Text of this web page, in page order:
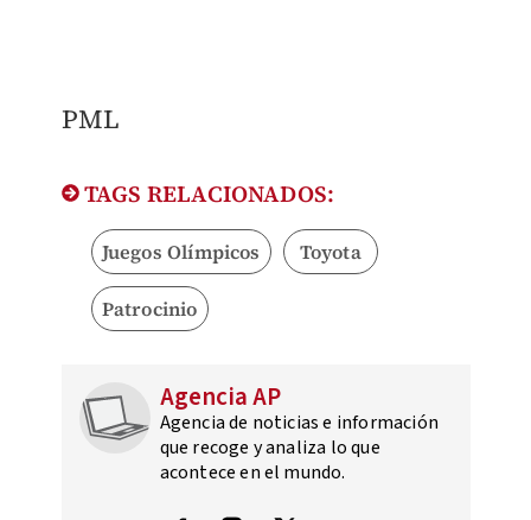
PML
TAGS RELACIONADOS:
Juegos Olímpicos Toyota
Patrocinio
Agencia AP
Agencia de noticias e información
que recoge y analiza lo que
acontece en el mundo.